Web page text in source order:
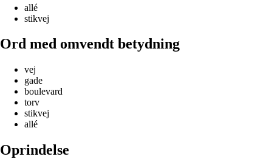
allé
stikvej
Ord med omvendt betydning
vej
gade
boulevard
torv
stikvej
allé
Oprindelse